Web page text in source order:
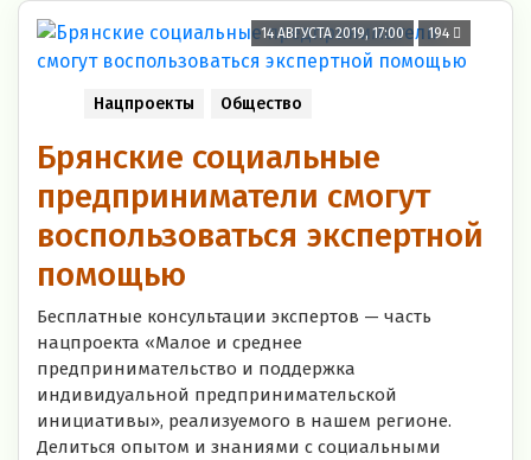
14 АВГУСТА 2019, 17:00 194
Нацпроекты Общество
Брянские социальные
предприниматели смогут
воспользоваться экспертной
помощью
Бесплатные консультации экспертов — часть
нацпроекта «Малое и среднее
предпринимательство и поддержка
индивидуальной предпринимательской
инициативы», реализуемого в нашем регионе.
Делиться опытом и знаниями с социальными